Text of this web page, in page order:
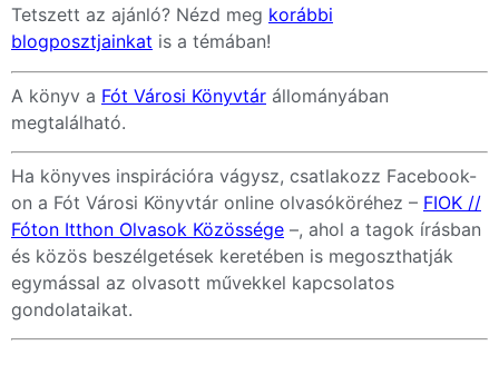
Tetszett az ajánló? Nézd meg korábbi
blogposztjainkat is a témában!
A könyv a Fót Városi Könyvtár állományában
megtalálható.
Ha könyves inspirációra vágysz, csatlakozz Facebook-
on a Fót Városi Könyvtár online olvasóköréhez – FIOK //
Fóton Itthon Olvasok Közössége –, ahol a tagok írásban
és közös beszélgetések keretében is megoszthatják
egymással az olvasott művekkel kapcsolatos
gondolataikat.